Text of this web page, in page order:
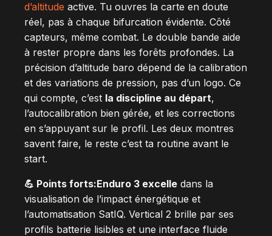
d’altitude active. Tu ouvres la carte en doute
réel, pas à chaque bifurcation évidente. Côté
capteurs, même combat. Le double bande aide
à rester propre dans les forêts profondes. La
précision d’altitude baro dépend de la calibration
et des variations de pression, pas d’un logo. Ce
qui compte, c’est la discipline au départ,
l’autocalibration bien gérée, et les corrections
en s’appuyant sur le profil. Les deux montres
savent faire, le reste c’est ta routine avant le
start.
💪 Points forts:Enduro 3 excelle dans la
visualisation de l’impact énergétique et
l’automatisation SatIQ. Vertical 2 brille par ses
profils batterie lisibles et une interface fluide